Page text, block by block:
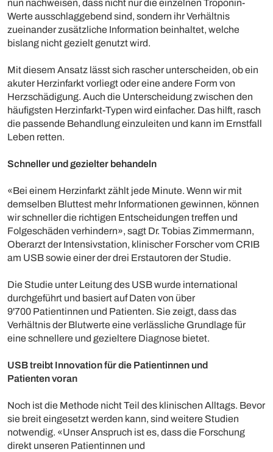
nun nachweisen, dass nicht nur die einzelnen Troponin-
Werte ausschlaggebend sind, sondern ihr Verhältnis
zueinander zusätzliche Information beinhaltet, welche
bislang nicht gezielt genutzt wird.
Mit diesem Ansatz lässt sich rascher unterscheiden, ob ein
akuter Herzinfarkt vorliegt oder eine andere Form von
Herzschädigung. Auch die Unterscheidung zwischen den
häufigsten Herzinfarkt-Typen wird einfacher. Das hilft, rasch
die passende Behandlung einzuleiten und kann im Ernstfall
Leben retten.
Schneller und gezielter behandeln
«Bei einem Herzinfarkt zählt jede Minute. Wenn wir mit
demselben Bluttest mehr Informationen gewinnen, können
wir schneller die richtigen Entscheidungen treffen und
Folgeschäden verhindern», sagt Dr. Tobias Zimmermann,
Oberarzt der Intensivstation, klinischer Forscher vom CRIB
am USB sowie einer der drei Erstautoren der Studie.
Die Studie unter Leitung des USB wurde international
durchgeführt und basiert auf Daten von über
9'700 Patientinnen und Patienten. Sie zeigt, dass das
Verhältnis der Blutwerte eine verlässliche Grundlage für
eine schnellere und gezieltere Diagnose bietet.
USB treibt Innovation für die Patientinnen und
Patienten voran
Noch ist die Methode nicht Teil des klinischen Alltags. Bevor
sie breit eingesetzt werden kann, sind weitere Studien
notwendig. «Unser Anspruch ist es, dass die Forschung
direkt unseren Patientinnen und